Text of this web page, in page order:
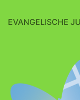
EVANGELISCHE